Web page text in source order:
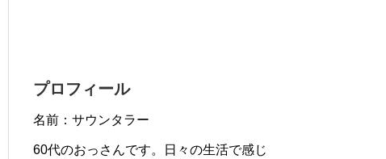
プロフィール
名前：サウンタラー
60代のおっさんです。日々の生活で感じ